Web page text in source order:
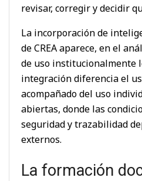
revisar, corregir y decidir
La incorporación de
de CREA aparece, en el
de uso institucionalmente
integración diferencia el
acompañado del uso
abiertas, donde las
seguridad y trazabilidad
externos.
La formación